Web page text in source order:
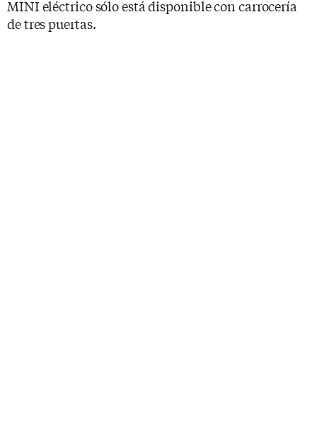
MINI eléctrico sólo está disponible con carrocería
de tres puertas.